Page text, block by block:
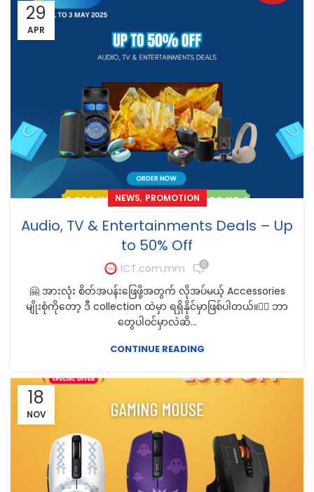
29
APR
NEWS, PROMOTION
Audio, TV & Entertainments Deals – Up
to 50% Off
ICT.com.mm 0
🤗 အားလုံး စိတ်အပန်းဖြေဖို့အတွက် လိုအပ်မယ့် Accessories
မျိုးစုံကိုတော့ ဒီ collection ထဲမှာ ရရှိနိုင်မှာဖြစ်ပါတယ်။🤷‍♀️ ဘာ
တွေပါဝင်မှာလဲဆိ...
CONTINUE READING
18
NOV